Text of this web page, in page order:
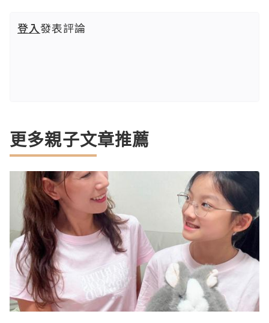
登入發表評論
更多親子文章推薦